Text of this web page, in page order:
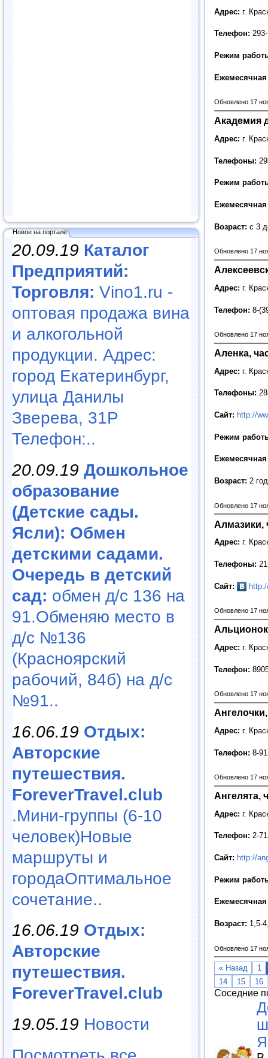
Новое на портале
20.09.19 Каталог
Предприятий:
Торговля: Vino1.ru -
оптовая продажа вина
и алкогольной
продукции. Адрес:
город Екатеринбург,
улица Данилы
Зверева, 31Р
Телефон:..
20.09.19 Дошкольное
образование
(Детские сады.
Ясли): Обмен
детскими садами.
Очередь в детский
сад: обмен д/с 136 на
91.Обменяю место в
д/с №136
(Красноярский
рабочий, 84б) на д/с
№91..
16.06.19 Отдых:
Авторские
путешествия.
ForeverTravel.club
.Мини-группы (6-10
человек)Новые
маршруты и
городаОптимальное
сочетание..
16.06.19 Отдых:
Авторские
путешествия.
ForeverTravel.club
19.05.19 Новости
Адрес: г.
Телефон:
Режим
Ежемесячная
Обновлено 17
Академия
Адрес: г.
Телефоны:
Режим
Ежемесячная
Возраст: с 3
Обновлено 17
Адрес: г.
Телефон: 8-
Обновлено 17
Аленка,
Адрес: г.
Телефоны:
Сайт: http://
Режим
Ежемесячная
Возраст: 2
Обновлено 17
Алмазики,
Адрес: г.
Телефоны:
Сайт:
Обновлено 17
Адрес: г.
Телефон:
Обновлено 17
Адрес: г.
Телефон: 8-
Обновлено 17
Ангелята,
Адрес: г.
Телефон: 2-
Сайт: http://
Режим
Ежемесячная
Возраст: 1,5-
Обновлено 17
« Назад
1
14
15 16
Соседние